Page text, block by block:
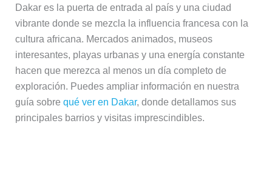
Dakar es la puerta de entrada al país y una ciudad
vibrante donde se mezcla la influencia francesa con la
cultura africana. Mercados animados, museos
interesantes, playas urbanas y una energía constante
hacen que merezca al menos un día completo de
exploración. Puedes ampliar información en nuestra
guía sobre qué ver en Dakar, donde detallamos sus
principales barrios y visitas imprescindibles.